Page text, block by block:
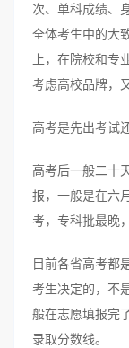
次、单科成绩、
全体考生中的大
上，在院校和专
考虑高校品牌，
高考是先出考试
高考后一般二十
报，一般是在六
考，专科批最晚
目前各省高考都
考生决定的，不
般在志愿填报完
录取分数线。